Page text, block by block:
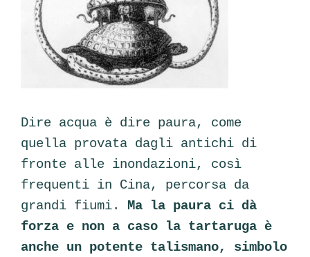
Dire acqua è dire paura, come
quella provata dagli antichi di
fronte alle inondazioni, così
frequenti in Cina, percorsa da
grandi fiumi. Ma la paura ci dà
forza e non a caso la tartaruga è
anche un potente talismano, simbolo